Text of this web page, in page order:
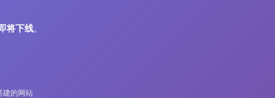
将下线。
建的网站